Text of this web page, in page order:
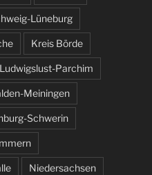
Lüneburg
Kreis Börde
Parchim
Meiningen
Schwerin
Niedersachsen